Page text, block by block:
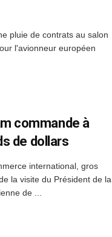
pluie de contrats au salon
l'avionneur européen
commande à
de dollars
international, gros
la visite du Président de la
de ...